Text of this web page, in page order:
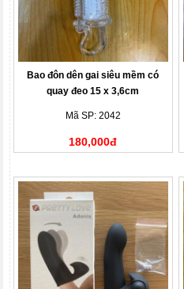
Bao đôn dên gai siêu mềm có
quay đeo 15 x 3,6cm
Mã SP: 2042
180,000đ